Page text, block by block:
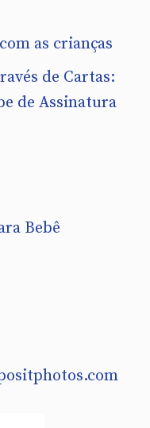
as crianças
de Cartas:
de Assinatura
Bebê